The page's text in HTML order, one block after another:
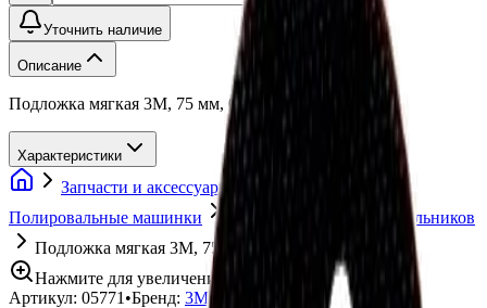
Уточнить наличие
Описание
Подложка мягкая 3M, 75 мм, 05771
Характеристики
Запчасти и аксессуары для оборудования
Полировальные машинки
Держатели для полировальников
Подложка мягкая 3M, 75 мм, 05771
Нажмите для увеличения
Артикул: 05771 •Бренд: 3М